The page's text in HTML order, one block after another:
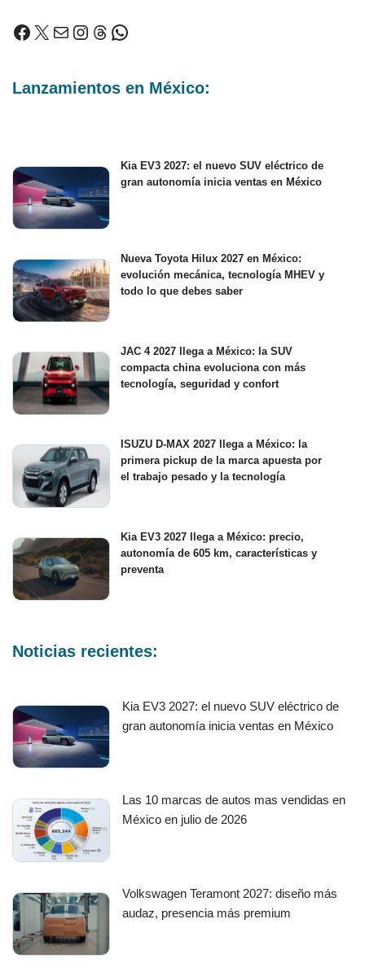
Lanzamientos en México:
Kia EV3 2027: el nuevo SUV eléctrico de
gran autonomía inicia ventas en México
Nueva Toyota Hilux 2027 en México:
evolución mecánica, tecnología MHEV y
todo lo que debes saber
JAC 4 2027 llega a México: la SUV
compacta china evoluciona con más
tecnología, seguridad y confort
ISUZU D-MAX 2027 llega a México: la
primera pickup de la marca apuesta por
el trabajo pesado y la tecnología
Kia EV3 2027 llega a México: precio,
autonomía de 605 km, características y
preventa
Noticias recientes:
Kia EV3 2027: el nuevo SUV eléctrico de
gran autonomía inicia ventas en México
Las 10 marcas de autos mas vendidas en
México en julio de 2026
Volkswagen Teramont 2027: diseño más
audaz, presencia más premium